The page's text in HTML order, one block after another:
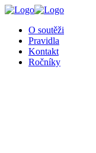
O soutěži
Pravidla
Kontakt
Ročníky